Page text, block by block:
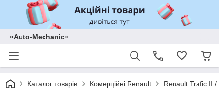
«Auto-Mechanic»
Каталог товарів Комерційні Renault Renault Trafic II